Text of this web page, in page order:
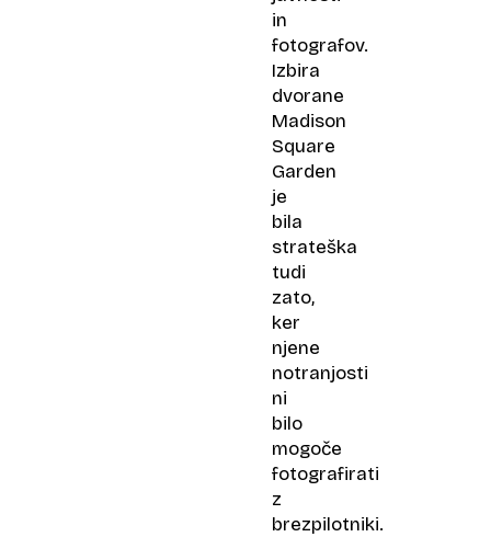
in
fotografov.
Izbira
dvorane
Madison
Square
Garden
je
bila
strateška
tudi
zato,
ker
njene
notranjosti
ni
bilo
mogoče
fotografirati
z
brezpilotniki.